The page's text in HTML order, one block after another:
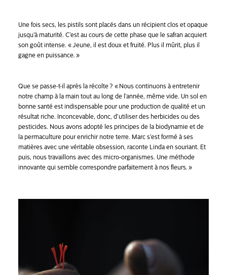
Une fois secs, les pistils sont placés dans un récipient clos et opaque
jusqu’à maturité. C’est au cours de cette phase que le safran acquiert
son goût intense. « Jeune, il est doux et fruité. Plus il mûrit, plus il
gagne en puissance. »
Que se passe-t-il après la récolte ? « Nous continuons à entretenir
notre champ à la main tout au long de l’année, même vide. Un sol en
bonne santé est indispensable pour une production de qualité et un
résultat riche. Inconcevable, donc, d’utiliser des herbicides ou des
pesticides. Nous avons adopté les principes de la biodynamie et de
la permaculture pour enrichir notre terre. Marc s’est formé à ses
matières avec une véritable obsession, raconte Linda en souriant. Et
puis, nous travaillons avec des micro-organismes. Une méthode
innovante qui semble correspondre parfaitement à nos fleurs. »